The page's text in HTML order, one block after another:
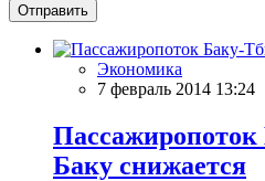
Отправить
Экономика
7 февраль 2014 13:24
Баку снижается